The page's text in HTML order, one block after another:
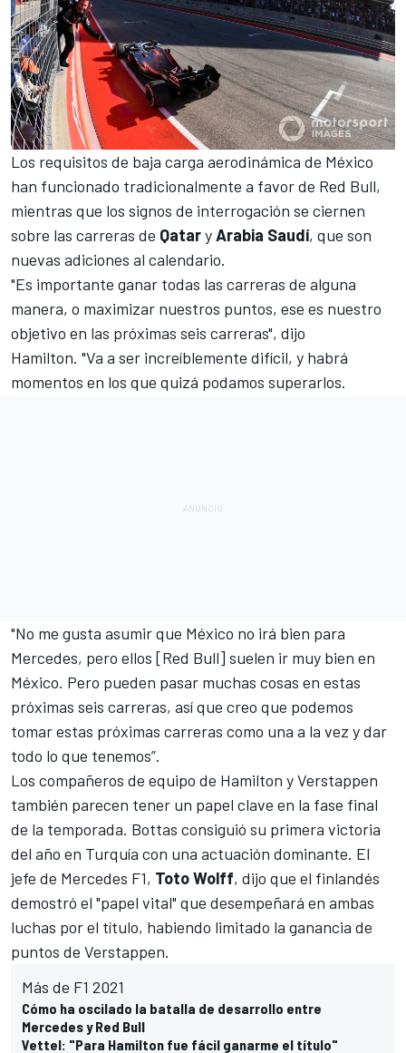
Los requisitos de baja carga aerodinámica de México
han funcionado tradicionalmente a favor de Red Bull,
mientras que los signos de interrogación se ciernen
sobre las carreras de QataryArabia Saudí, que son
nuevas adiciones al calendario.
"Es importante ganar todas las carreras de alguna
manera, o maximizar nuestros puntos, ese es nuestro
objetivo en las próximas seis carreras", dijo
Hamilton. "Va a ser increíblemente difícil, y habrá
momentos en los que quizá podamos superarlos.
"No me gusta asumir que México no irá bien para
Mercedes, pero ellos [Red Bull] suelen ir muy bien en
México. Pero pueden pasar muchas cosas en estas
próximas seis carreras, así que creo que podemos
tomar estas próximas carreras como una a la vez y dar
todo lo que tenemos”.
Los compañeros de equipo de Hamilton y Verstappen
también parecen tener un papel clave en la fase final
de la temporada. Bottas consiguió su primera victoria
del año en Turquía con una actuación dominante. El
jefe de Mercedes F1, Toto Wolff, dijo que el finlandés
demostró el "papel vital" que desempeñará en ambas
luchas por el título, habiendo limitado la ganancia de
puntos de Verstappen.
Más de F1 2021
Cómo ha oscilado la batalla de desarrollo entre
Mercedes y Red Bull
Vettel: "Para Hamilton fue fácil ganarme el título"